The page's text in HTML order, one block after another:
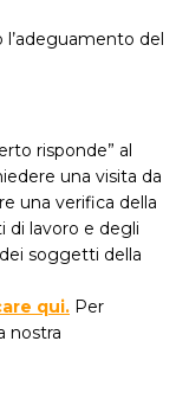
l’adeguamento del
risponde” al
una visita da
una verifica della
di lavoro e degli
soggetti della
qui. Per
nostra